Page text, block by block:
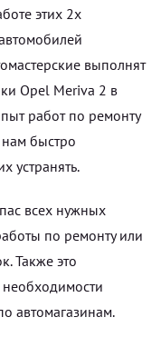
этих 2х
выполнят
Opel Meriva 2 в
работ по ремонту
нам быстро
устранять.
всех нужных
по ремонту или
Также это
автомагазинам.